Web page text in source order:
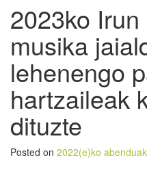
2023ko
musika
lehenengo
hartzaileak
dituzte
Posted on 2022(e)ko